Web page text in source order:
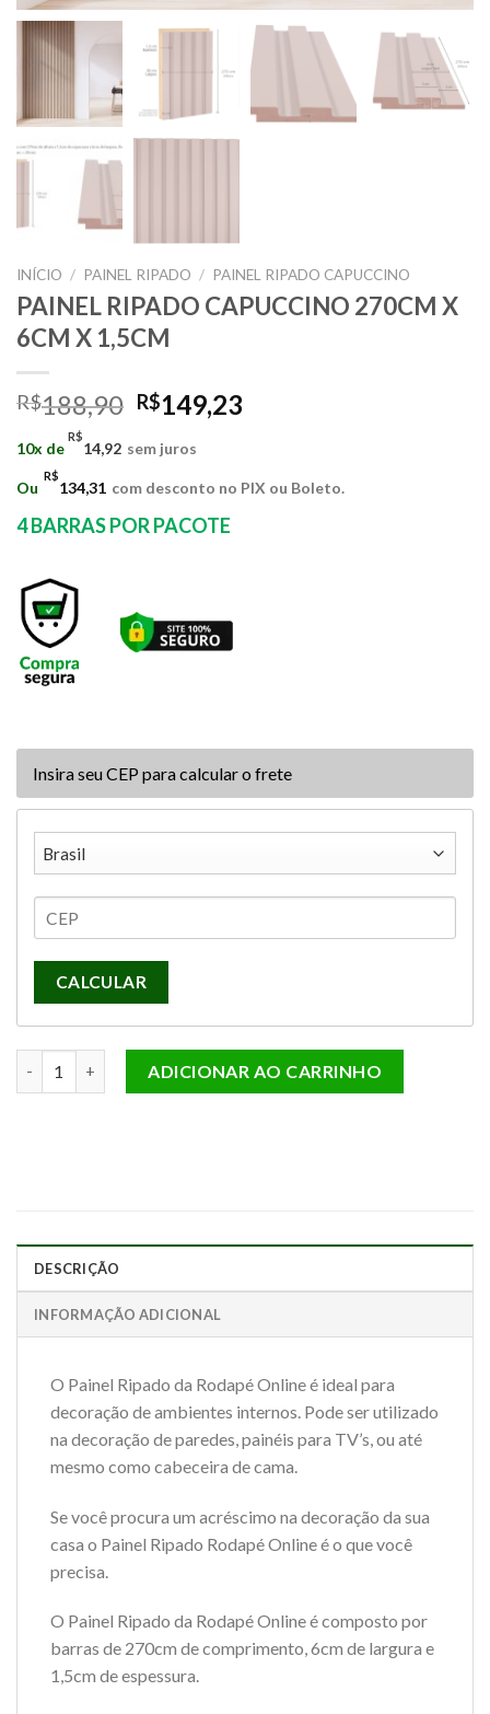
INÍCIO / PAINEL RIPADO / PAINEL RIPADO CAPUCCINO
PAINEL RIPADO CAPUCCINO 270CM X
6CM X 1,5CM
R$188,90 O
original
era:
R$149,23
é:
10x de
R$
14,92 sem juros
Ou
R$
134,31 com desconto no PIX ou Boleto.
4 BARRAS POR PACOTE
Insira seu CEP para calcular o frete
CALCULAR
ADICIONAR AO CARRINHO
DESCRIÇÃO
INFORMAÇÃO ADICIONAL
O Painel Ripado da Rodapé Online é ideal para
decoração de ambientes internos. Pode ser utilizado
na decoração de paredes, painéis para TV’s, ou até
mesmo como cabeceira de cama.
Se você procura um acréscimo na decoração da sua
casa o Painel Ripado Rodapé Online é o que você
precisa.
O Painel Ripado da Rodapé Online é composto por
barras de 270cm de comprimento, 6cm de largura e
1,5cm de espessura.